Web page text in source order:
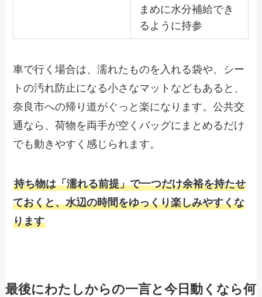
まめに水分補給でき
るように持参
車で行く場合は、濡れたものを入れる袋や、シー
トの汚れ防止になる小さなマットなどもあると、
奈良市への帰り道がぐっと楽になります。公共交
通なら、荷物を両手が空くバッグにまとめるだけ
でも動きやすく感じられます。
持ち物は「濡れる前提」で一つだけ余裕を持たせ
ておくと、水辺の時間をゆっくり楽しみやすくな
ります
最後にわたしからの一言と今日動くなら何